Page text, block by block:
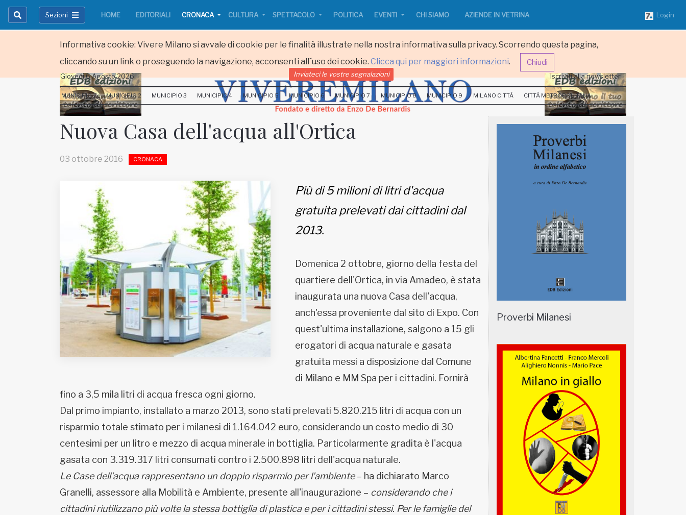
Informativa cookie: Vivere Milano si avvale di cookie per le finalità illustrate nella nostra informativa sulla privacy. Scorrendo questa pagina,
cliccando su un link o proseguendo la navigazione, acconsenti all´uso dei cookie. Clicca qui per maggiori informazioni. Chiudi
Sezioni HOME EDITORIALI CRONACA CULTURA SPETTACOLO POLITICA EVENTI CHI SIAMO AZIENDE IN VETRINA Login
Inviateci le vostre segnalazioni
Fondato e diretto da Enzo De
EDB edizioni - Via Brivio angolo C.
Imbonati, 89 20159 Milano (Italia)
Informativa sulla privacy
Giovedi 6 Agosto 2026 Inviateci le vostre segnalazioni Iscriviti alla newsletter
MUNICIPIO 1 MUNICIPIO 2 MUNICIPIO 3 MUNICIPIO 4 MUNICIPIO 5 MUNICIPIO 6 MUNICIPIO 7 MUNICIPIO 8 MUNICIPIO 9 MILANO CITTÀ CITTÀ METROPOLITANA
Nuova Casa dell'acqua all'Ortica
03 ottobre 2016 CRONACA
Più di 5 milioni di litri d'acqua
gratuita prelevati dai cittadini dal
2013.
Domenica 2 ottobre, giorno della festa del
quartiere dell'Ortica, in via Amadeo, è stata
inaugurata una nuova Casa dell'acqua,
anch'essa proveniente dal sito di Expo. Con
quest'ultima installazione, salgono a 15 gli
erogatori di acqua naturale e gasata
gratuita messi a disposizione dal Comune
di Milano e MM Spa per i cittadini. Fornirà
fino a 3,5 mila litri di acqua fresca ogni giorno.
Dal primo impianto, installato a marzo 2013, sono stati prelevati 5.820.215 litri di acqua con un
risparmio totale stimato per i milanesi di 1.164.042 euro, considerando un costo medio di 30
centesimi per un litro e mezzo di acqua minerale in bottiglia. Particolarmente gradita è l'acqua
gasata con 3.319.317 litri consumati contro i 2.500.898 litri dell'acqua naturale.
Le Case dell'acqua rappresentano un doppio risparmio per l'ambiente– ha dichiarato Marco
Granelli, assessore alla Mobilità e Ambiente, presente all'inaugurazione – considerando che i
cittadini riutilizzano più volte la stessa bottiglia di plastica e per i cittadini stessi. Per le famiglie del
Proverbi Milanesi